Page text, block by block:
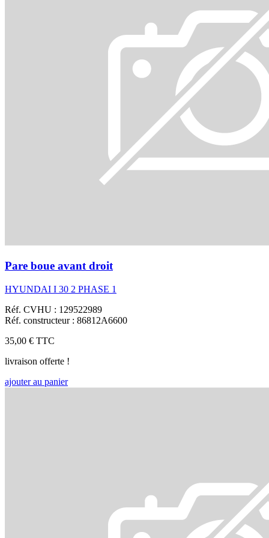
Pare boue avant droit
HYUNDAI I 30 2 PHASE 1
Réf. CVHU : 129522989
Réf. constructeur : 86812A6600
35,00 € TTC
livraison offerte !
ajouter au panier